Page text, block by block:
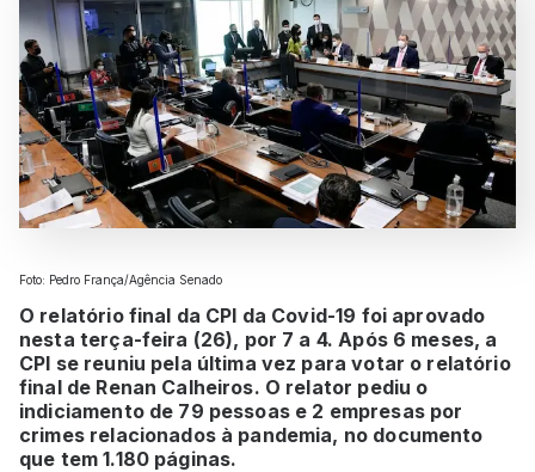
Foto: Pedro França/Agência Senado
O relatório final da CPI da Covid-19 foi aprovado
nesta terça-feira (26), por 7 a 4. Após 6 meses, a
CPI se reuniu pela última vez para votar o relatório
final de Renan Calheiros. O relator pediu o
indiciamento de 79 pessoas e 2 empresas por
crimes relacionados à pandemia, no documento
que tem 1.180 páginas.